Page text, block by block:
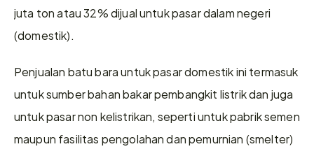
juta ton atau 32% dijual untuk pasar dalam negeri
(domestik).
Penjualan batu bara untuk pasar domestik ini termasuk
untuk sumber bahan bakar pembangkit listrik dan juga
untuk pasar non kelistrikan, seperti untuk pabrik semen
maupun fasilitas pengolahan dan pemurnian (smelter)